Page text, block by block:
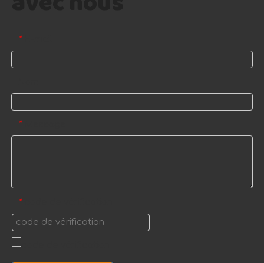
*
*
*